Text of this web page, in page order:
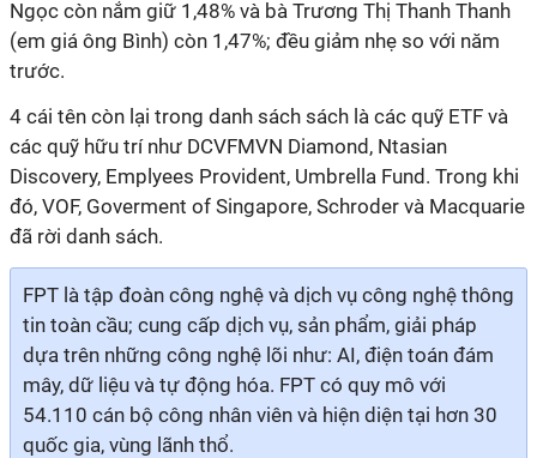
Ngọc còn nắm giữ 1,48% và bà Trương Thị Thanh Thanh
(em giá ông Bình) còn 1,47%; đều giảm nhẹ so với năm
trước.
4 cái tên còn lại trong danh sách sách là các quỹ ETF và
các quỹ hữu trí như DCVFMVN Diamond, Ntasian
Discovery, Emplyees Provident, Umbrella Fund. Trong khi
đó, VOF, Goverment of Singapore, Schroder và Macquarie
đã rời danh sách.
FPT là tập đoàn công nghệ và dịch vụ công nghệ thông
tin toàn cầu; cung cấp dịch vụ, sản phẩm, giải pháp
dựa trên những công nghệ lõi như: AI, điện toán đám
mây, dữ liệu và tự động hóa. FPT có quy mô với
54.110 cán bộ công nhân viên và hiện diện tại hơn 30
quốc gia, vùng lãnh thổ.